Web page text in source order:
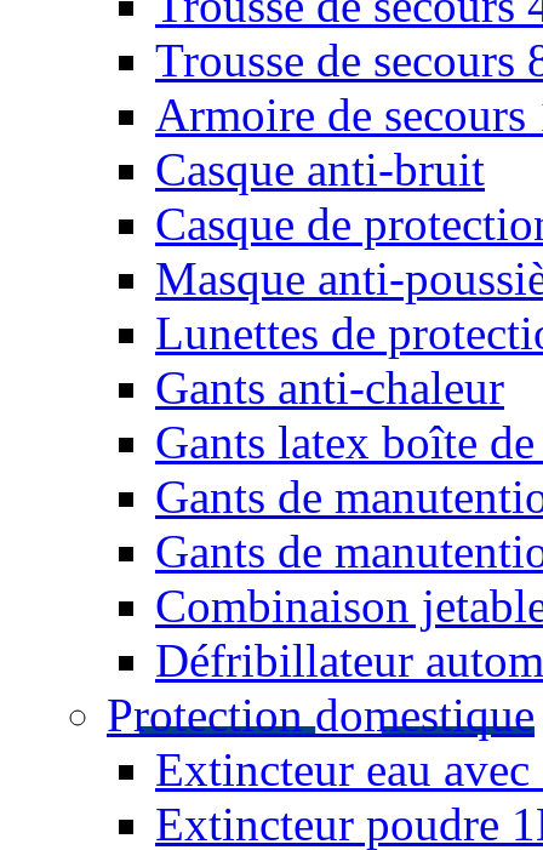
Trousse de secours
Armoire de secours
Casque anti-bruit
Casque de
Masque anti-
Lunettes de
Gants anti-chaleur
Gants latex boîte
Gants de
Gants de
Combinaison
Défribillateur
Protection domestique
Extincteur eau
Extincteur poudre